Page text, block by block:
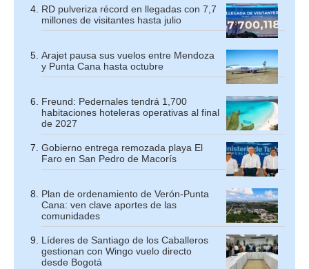
RD pulveriza récord en llegadas con 7,7
millones de visitantes hasta julio
Arajet pausa sus vuelos entre Mendoza
y Punta Cana hasta octubre
Freund: Pedernales tendrá 1,700
habitaciones hoteleras operativas al final
de 2027
Gobierno entrega remozada playa El
Faro en San Pedro de Macorís
Plan de ordenamiento de Verón-Punta
Cana: ven clave aportes de las
comunidades
Líderes de Santiago de los Caballeros
gestionan con Wingo vuelo directo
desde Bogotá